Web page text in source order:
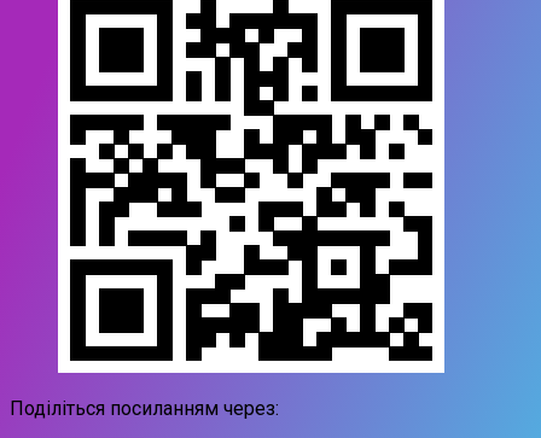
Поділіться посиланням через: